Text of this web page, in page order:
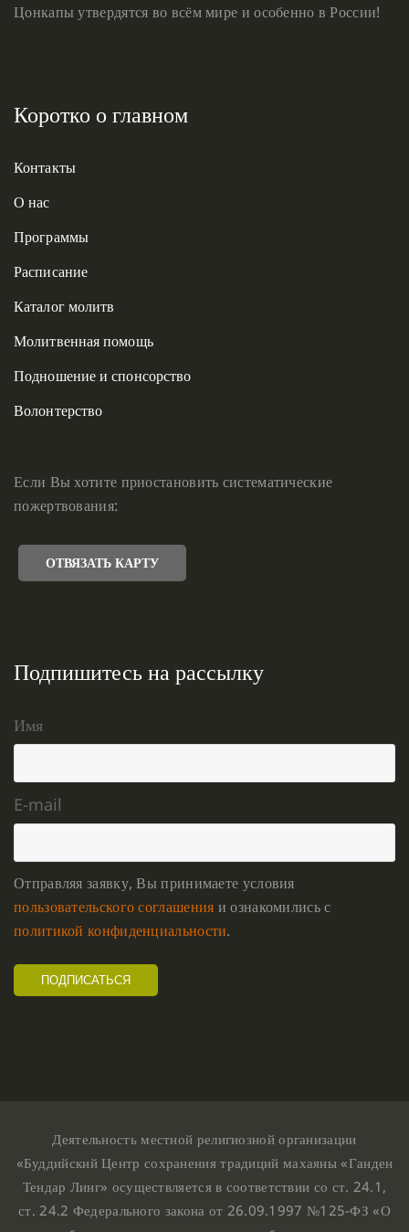
Цонкапы утвердятся во всём мире и особенно в России!
Коротко о главном
Контакты
О нас
Программы
Расписание
Каталог молитв
Молитвенная помощь
Подношение и спонсорство
Волонтерство
Если Вы хотите приостановить систематические
пожертвования:
ОТВЯЗАТЬ КАРТУ
Подпишитесь на рассылку
Имя
E-mail
Отправляя заявку, Вы принимаете условия
пользовательского соглашения и ознакомились с
политикой конфиденциальности.
Деятельность местной религиозной организации
«Буддийский Центр сохранения традиций махаяны «Ганден
Тендар Линг» осуществляется в соответствии со ст. 24.1,
ст. 24.2 Федерального закона от 26.09.1997 №125-ФЗ «О